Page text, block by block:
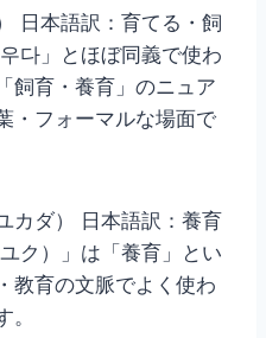
日本語訳：育てる・飼
다」とほぼ同義で使わ
飼育・養育」のニュア
・フォーマルな場面で
カダ） 日本語訳：養育
ク）」は「養育」とい
教育の文脈でよく使わ